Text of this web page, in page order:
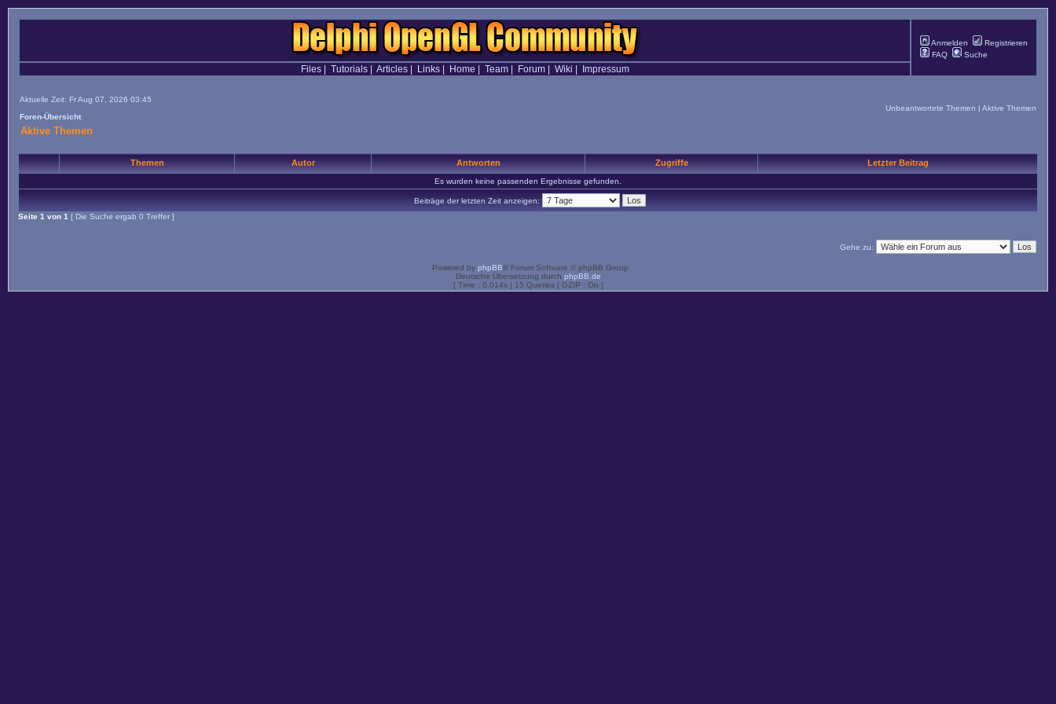
Anmelden
Registrieren
FAQ
Suche
Files| Tutorials| Articles| Links| Home Team| Forum| Wiki Impressum
Aktuelle Zeit: Fr Aug 07, 2026 03:45
Foren-Übersicht
Unbeantwortete Themen | Aktive Themen
Aktive Themen
Themen Autor Antworten Zugriffe Letzter Beitrag
Es wurden keine passenden Ergebnisse gefunden.
Beiträge der letzten Zeit anzeigen:
Seite 1 von 1 [ Die Suche ergab 0 Treffer ]
Gehe zu:
Powered by phpBB® Forum Software © phpBB Group
Deutsche Übersetzung durch phpBB.de
[ Time : 0.014s | 15 Queries | GZIP : On ]